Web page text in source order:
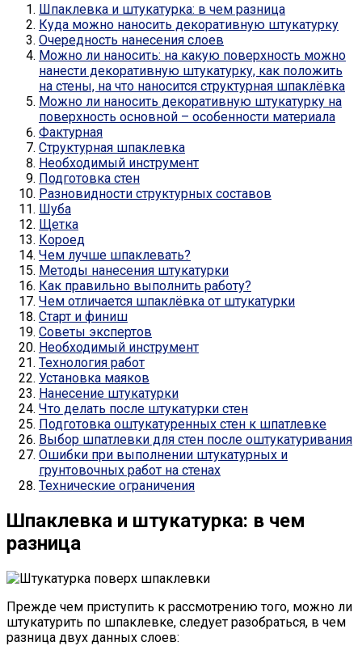
Шпаклевка и штукатурка: в чем разница
Куда можно наносить декоративную штукатурку
Очередность нанесения слоев
Можно ли наносить: на какую поверхность можно
нанести декоративную штукатурку, как положить
на стены, на что наносится структурная шпаклёвка
Можно ли наносить декоративную штукатурку на
поверхность основной – особенности материала
Фактурная
Структурная шпаклевка
Необходимый инструмент
Подготовка стен
Разновидности структурных составов
Шуба
Щетка
Короед
Чем лучше шпаклевать?
Методы нанесения штукатурки
Как правильно выполнить работу?
Чем отличается шпаклёвка от штукатурки
Старт и финиш
Советы экспертов
Необходимый инструмент
Технология работ
Установка маяков
Нанесение штукатурки
Что делать после штукатурки стен
Подготовка оштукатуренных стен к шпатлевке
Выбор шпатлевки для стен после оштукатуривания
Ошибки при выполнении штукатурных и
грунтовочных работ на стенах
Технические ограничения
Шпаклевка и штукатурка: в чем
разница
Прежде чем приступить к рассмотрению того, можно ли
штукатурить по шпаклевке, следует разобраться, в чем
разница двух данных слоев: